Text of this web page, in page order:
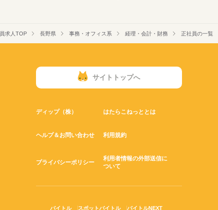
求人TOP 長野県 事務・オフィス系 経理・会計・財務 正社員の一覧
サイトトップへ
ディップ（株） はたらこねっととは
ヘルプ＆お問い合わせ 利用規約
プライバシーポリシー
利用者情報の外部送信に
ついて
バイトル スポットバイトル バイトルNEXT